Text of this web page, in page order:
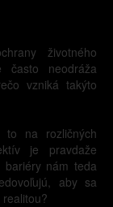
životného
často neodráža
vzniká takýto
to na rozličných
je pravdaže
bariéry nám teda
aby sa
realitou?